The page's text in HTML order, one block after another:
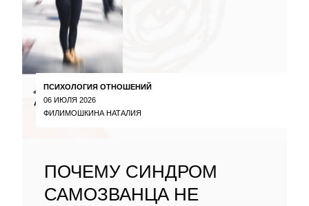
ПСИХОЛОГИЯ ОТНОШЕНИЙ
06 ИЮЛЯ 2026
ФИЛИМОШКИНА НАТАЛИЯ
ПОЧЕМУ СИНДРОМ
САМОЗВАНЦА НЕ